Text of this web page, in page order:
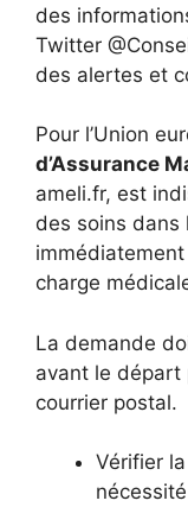
des
Twitter
des alertes et
Pour l’Union
d’Assurance
ameli.fr, est
des soins dans
charge
La demande
avant le départ
courrier postal.
Vérifier